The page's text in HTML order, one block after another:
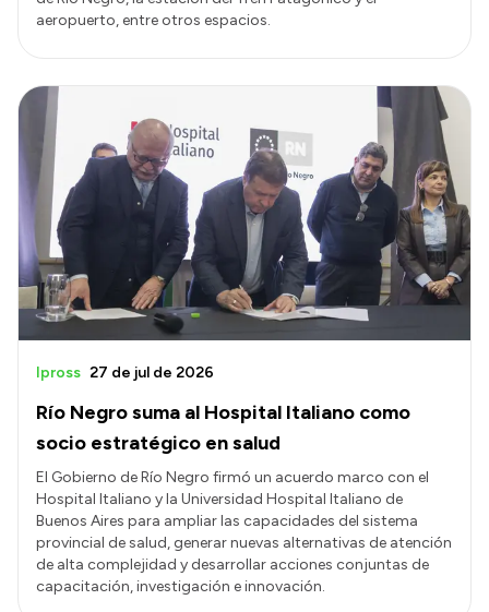
aeropuerto, entre otros espacios.
Río Negro suma al Hospital Italiano como
socio estratégico en salud
Ipross 27 de jul de 2026
El Gobierno de Río Negro firmó un acuerdo marco con el
Hospital Italiano y la Universidad Hospital Italiano de
Buenos Aires para ampliar las capacidades del sistema
provincial de salud, generar nuevas alternativas de atención
de alta complejidad y desarrollar acciones conjuntas de
capacitación, investigación e innovación.